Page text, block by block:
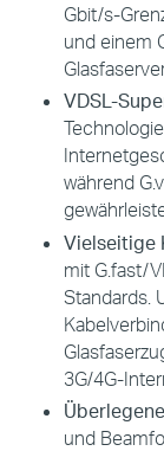
Gbit/s-
und einem
VDSL-
während
Vielseitige
mit G.fast/
Standards.
3G/4G-
und